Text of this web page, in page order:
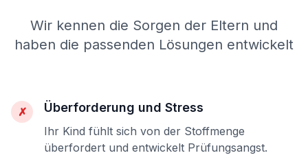
Wir kennen die Sorgen der Eltern und
haben die passenden Lösungen entwickelt
✗ Überforderung und Stress
Ihr Kind fühlt sich von der Stoffmenge
überfordert und entwickelt Prüfungsangst.